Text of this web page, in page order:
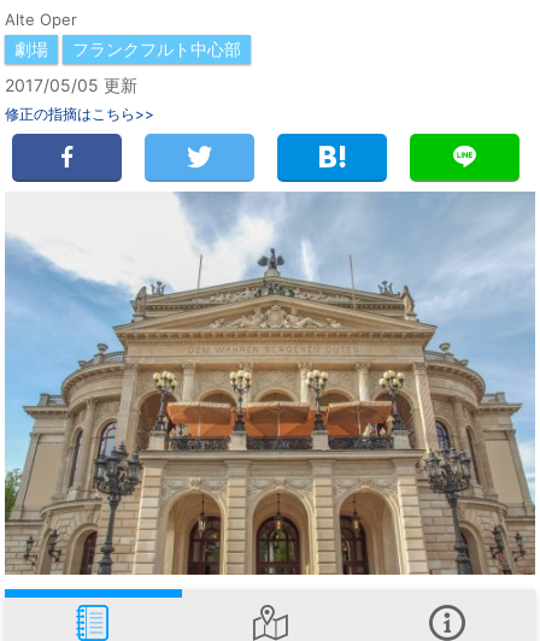
Alte Oper
劇場
フランクフルト中心部
2017/05/05 更新
修正の指摘はこちら>>